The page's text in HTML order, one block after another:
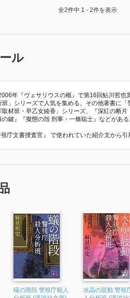
全2件中 1 - 2件を表示
ル
年『ヴェサリウスの柩』で第16回鮎川哲也
」シリーズで人気を集める。その他著書に
取材班・早乙女綾香」シリーズ、『深紅の断
鍵』『擬態の殻 刑事・一條聡士』などがある
庁文書捜査官』 で使われていた紹介文から引
蟻の階段 警視庁殺人
水晶の鼓動 警視